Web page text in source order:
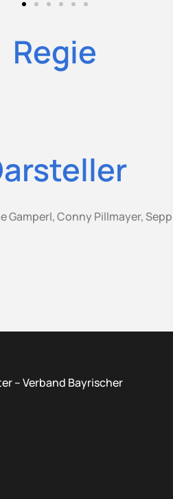
Regie
Conny Pillmayer,
– Verband Bayrischer